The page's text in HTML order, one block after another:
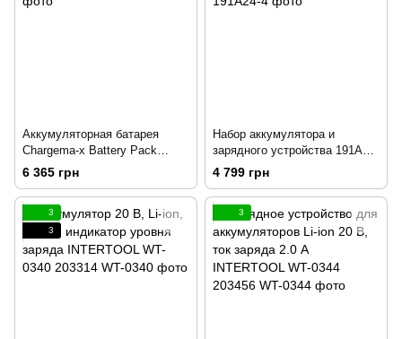
Аккумуляторная батарея
Chargema-x Battery Pack
5,0AH 211903
6 365 грн
Набор аккумулятора и
зарядного устройства 191A24-
4 Makita 196578
4 799 грн
3
3
3